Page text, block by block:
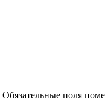
Обязательные поля